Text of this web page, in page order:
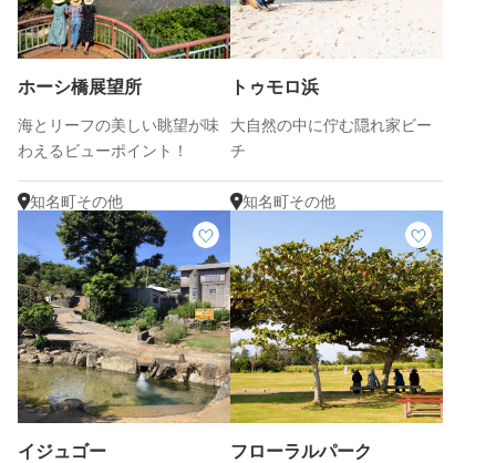
ホーシ橋展望所
海とリーフの美しい眺望が味
わえるビューポイント！
知名町その他
トゥモロ浜
大自然の中に佇む隠れ家ビー
チ
知名町その他
イジュゴー フローラルパーク